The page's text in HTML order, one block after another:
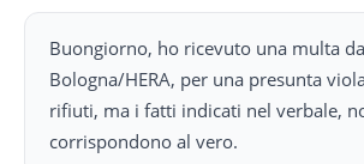
Buongiorno, ho ricevuto una multa
Bologna/HERA, per una presunta
rifiuti, ma i fatti indicati nel verbale,
corrispondono al vero.